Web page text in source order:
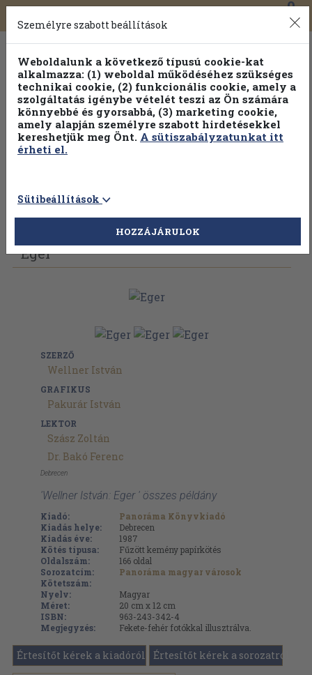
Toggle
navigation
0
Vissza az előző oldalra Válasszon példányt
Eger
SZERZŐ
Wellner István
GRAFIKUS
Pakurár István
LEKTOR
Szász Zoltán
Dr. Bakó Ferenc
Debrecen
'Wellner István: Eger ' összes példány
Kiadó:
Panoráma Könyvkiadó
Kiadás helye:
Debrecen
Kiadás éve:
1987
Kötés típusa:
Fűzött kemény papírkötés
Oldalszám:
166 oldal
Sorozatcím:
Panoráma magyar városok
Kötetszám:
Nyelv:
Magyar
Méret:
20 cm x 12 cm
ISBN:
963-243-342-4
Megjegyzés:
Fekete-fehér fotókkal illusztrálva.
Értesítőt kérek a kiadóról Értesítőt kérek a sorozatról
Személyre szabott beállítások
Weboldalunk a következő típusú cookie-kat
alkalmazza: (1) weboldal működéséhez szükséges
technikai cookie, (2) funkcionális cookie, amely a
szolgáltatás igénybe vételét teszi az Ön számára
könnyebbé és gyorsabbá, (3) marketing cookie,
amely alapján személyre szabott hirdetésekkel
kereshetjük meg Önt. A sütiszabályzatunkat itt
érheti el.
Sütibeállítások
HOZZÁJÁRULOK